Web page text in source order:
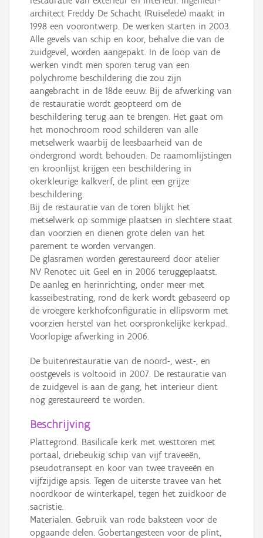
architect Freddy De Schacht (Ruiselede) maakt in
1998 een voorontwerp. De werken starten in 2003.
Alle gevels van schip en koor, behalve die van de
zuidgevel, worden aangepakt. In de loop van de
werken vindt men sporen terug van een
polychrome beschildering die zou zijn
aangebracht in de 18de eeuw. Bij de afwerking van
de restauratie wordt geopteerd om de
beschildering terug aan te brengen. Het gaat om
het monochroom rood schilderen van alle
metselwerk waarbij de leesbaarheid van de
ondergrond wordt behouden. De raamomlijstingen
en kroonlijst krijgen een beschildering in
okerkleurige kalkverf, de plint een grijze
beschildering.
Bij de restauratie van de toren blijkt het
metselwerk op sommige plaatsen in slechtere staat
dan voorzien en dienen grote delen van het
parement te worden vervangen.
De glasramen worden gerestaureerd door atelier
NV Renotec uit Geel en in 2006 teruggeplaatst.
De aanleg en herinrichting, onder meer met
kasseibestrating, rond de kerk wordt gebaseerd op
de vroegere kerkhofconfiguratie in ellipsvorm met
voorzien herstel van het oorspronkelijke kerkpad.
Voorlopige afwerking in 2006.
De buitenrestauratie van de noord-, west-, en
oostgevels is voltooid in 2007. De restauratie van
de zuidgevel is aan de gang, het interieur dient
nog gerestaureerd te worden.
Beschrijving
Plattegrond. Basilicale kerk met westtoren met
portaal, driebeukig schip van vijf traveeën,
pseudotransept en koor van twee traveeën en
vijfzijdige apsis. Tegen de uiterste travee van het
noordkoor de winterkapel, tegen het zuidkoor de
sacristie.
Materialen. Gebruik van rode baksteen voor de
opgaande delen. Gobertangesteen voor de plint,